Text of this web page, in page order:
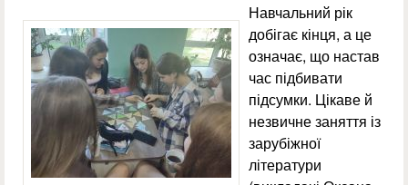
Навчальний рік
добігає кінця, а це
означає, що настав
час підбивати
підсумки. Цікаве й
незвичне заняття із
зарубіжної
літератури